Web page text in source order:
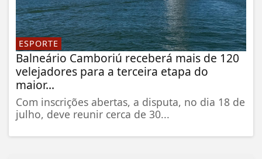
ESPORTE
Balneário Camboriú receberá mais de 120
velejadores para a terceira etapa do
maior...
Com inscrições abertas, a disputa, no dia 18 de
julho, deve reunir cerca de 30...